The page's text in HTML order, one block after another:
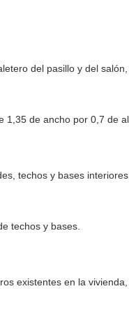
del pasillo y del
1,35 de ancho por 0,7 de
techos y bases
techos y bases.
existentes en la